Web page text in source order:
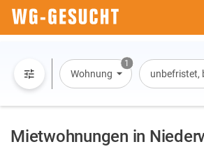
1
Wohnung unbefristet,
Mietwohnungen in